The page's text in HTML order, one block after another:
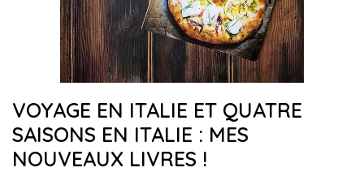
VOYAGE EN ITALIE ET QUATRE
SAISONS EN ITALIE : MES
NOUVEAUX LIVRES !